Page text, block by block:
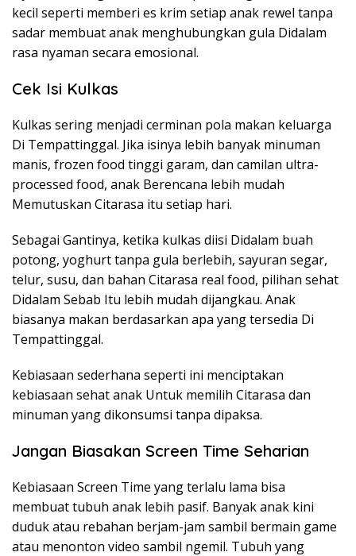
kecil seperti memberi es krim setiap anak rewel tanpa
sadar membuat anak menghubungkan gula Didalam
rasa nyaman secara emosional.
Cek Isi Kulkas
Kulkas sering menjadi cerminan pola makan keluarga
Di Tempattinggal. Jika isinya lebih banyak minuman
manis, frozen food tinggi garam, dan camilan ultra-
processed food, anak Berencana lebih mudah
Memutuskan Citarasa itu setiap hari.
Sebagai Gantinya, ketika kulkas diisi Didalam buah
potong, yoghurt tanpa gula berlebih, sayuran segar,
telur, susu, dan bahan Citarasa real food, pilihan sehat
Didalam Sebab Itu lebih mudah dijangkau. Anak
biasanya makan berdasarkan apa yang tersedia Di
Tempattinggal.
Kebiasaan sederhana seperti ini menciptakan
kebiasaan sehat anak Untuk memilih Citarasa dan
minuman yang dikonsumsi tanpa dipaksa.
Jangan Biasakan Screen Time Seharian
Kebiasaan Screen Time yang terlalu lama bisa
membuat tubuh anak lebih pasif. Banyak anak kini
duduk atau rebahan berjam-jam sambil bermain game
atau menonton video sambil ngemil. Tubuh yang